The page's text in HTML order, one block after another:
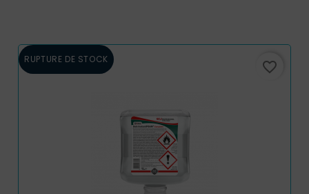
RUPTURE DE STOCK favorite_border